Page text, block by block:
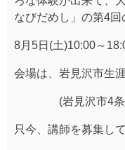
なびだめし」の第4回
8月5日(土)10:00～
会場は、岩見沢市生
(岩見沢市4条西
只今、講師を募集し